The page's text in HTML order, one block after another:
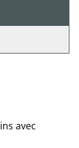
avec